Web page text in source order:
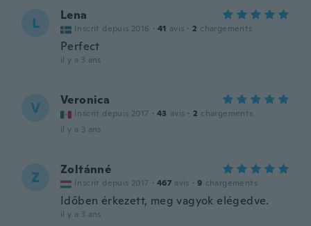
L Lena
Inscrit depuis 2016 · 41 avis · 2 chargements
Perfect
il y a 3 ans
V Veronica
Inscrit depuis 2017 · 43 avis · 2 chargements
il y a 3 ans
Z Zoltánné
Inscrit depuis 2017 · 467 avis · 9 chargements
Időben érkezett, meg vagyok elégedve.
il y a 3 ans